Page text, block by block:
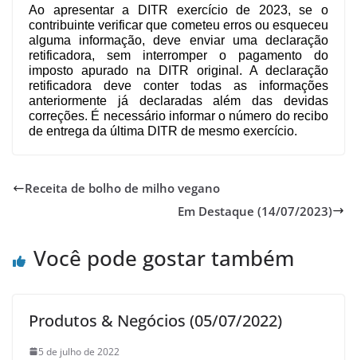
Ao apresentar a DITR exercício de 2023, se o
contribuinte verificar que cometeu erros ou esqueceu
alguma informação, deve enviar uma declaração
retificadora, sem interromper o pagamento do
imposto apurado na DITR original. A declaração
retificadora deve conter todas as informações
anteriormente já declaradas além das devidas
correções. É necessário informar o número do recibo
de entrega da última DITR de mesmo exercício.
Receita de bolho de milho vegano
Em Destaque (14/07/2023)
Você pode gostar também
Produtos & Negócios (05/07/2022)
5 de julho de 2022